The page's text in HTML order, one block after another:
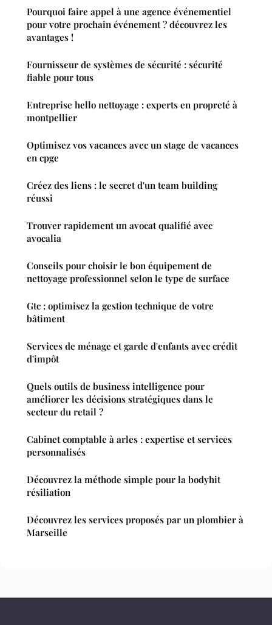
Pourquoi faire appel à une agence événementiel
pour votre prochain événement ? découvrez les
avantages !
Fournisseur de systèmes de sécurité : sécurité
fiable pour tous
Entreprise hello nettoyage : experts en propreté à
montpellier
Optimisez vos vacances avec un stage de vacances
en cpge
Créez des liens : le secret d'un team building
réussi
Trouver rapidement un avocat qualifié avec
avocalia
Conseils pour choisir le bon équipement de
nettoyage professionnel selon le type de surface
Gtc : optimisez la gestion technique de votre
bâtiment
Services de ménage et garde d'enfants avec crédit
d'impôt
Quels outils de business intelligence pour
améliorer les décisions stratégiques dans le
secteur du retail ?
Cabinet comptable à arles : expertise et services
personnalisés
Découvrez la méthode simple pour la bodyhit
résiliation
Découvrez les services proposés par un plombier à
Marseille